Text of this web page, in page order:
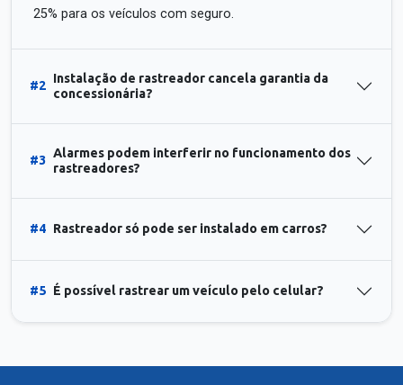
25% para os veículos com seguro.
#2
Instalação de rastreador cancela garantia da
concessionária?
#3
Alarmes podem interferir no funcionamento dos
rastreadores?
#4 Rastreador só pode ser instalado em carros?
#5 É possível rastrear um veículo pelo celular?